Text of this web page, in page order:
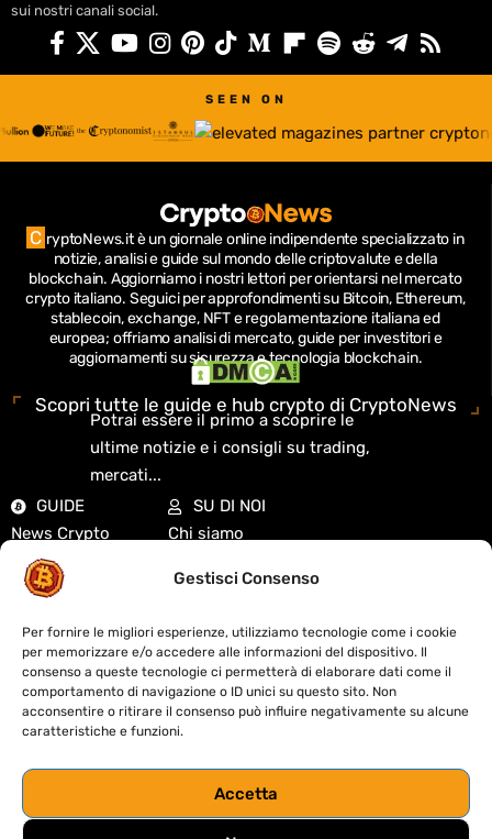
Gestisci Consenso
Per fornire le migliori esperienze, utilizziamo tecnologie come i cookie
per memorizzare e/o accedere alle informazioni del dispositivo. Il
consenso a queste tecnologie ci permetterà di elaborare dati come il
comportamento di navigazione o ID unici su questo sito. Non
acconsentire o ritirare il consenso può influire negativamente su alcune
caratteristiche e funzioni.
Accetta
sui nostri canali social.
SEEN ON
C ryptoNews.it è un giornale online indipendente specializzato in
notizie, analisi e guide sul mondo delle criptovalute e della
blockchain. Aggiorniamo i nostri lettori per orientarsi nel mercato
crypto italiano. Seguici per approfondimenti su Bitcoin, Ethereum,
stablecoin, exchange, NFT e regolamentazione italiana ed
europea; offriamo analisi di mercato, guide per investitori e
aggiornamenti su sicurezza e tecnologia blockchain.
Scopri tutte le guide e hub crypto di CryptoNews
Potrai essere il primo a scoprire le
ultime notizie e i consigli su trading,
mercati...
GUIDE
News Crypto
Analisi di mercato
Guide Crypto
Mercati e quotazioni
DeFi e Web3
Didattica
Biografie Crypto
SU DI NOI
Chi siamo
Cookie Policy
Disclaimer
Contatti
Fact-Checking
Sitemap
Strumenti&Risorse